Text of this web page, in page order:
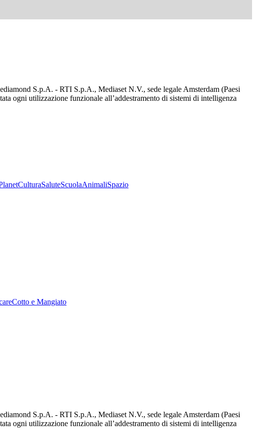
S.p.A. - RTI S.p.A., Mediaset N.V., sede legale Amsterdam (Paesi
ogni utilizzazione funzionale all’addestramento di sistemi di intelligenza
CulturaSaluteScuolaAnimaliSpazio
Cotto e Mangiato
S.p.A. - RTI S.p.A., Mediaset N.V., sede legale Amsterdam (Paesi
ogni utilizzazione funzionale all’addestramento di sistemi di intelligenza